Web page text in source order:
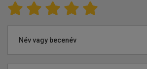
Név vagy becenév